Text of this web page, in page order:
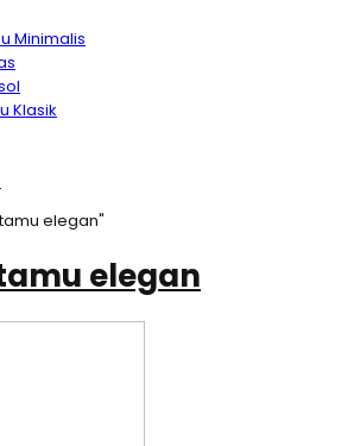
Minimalis
Klasik
elegan"
elegan